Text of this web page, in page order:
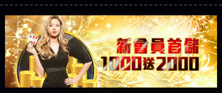
錢怎麼辦 本文教你如何拿回被騙資金
KnTop是詐騙嗎 【KnTop】KnTop無法出金 被KnTop詐騙
的錢一招拿回
【免費討回資金賴zg369】機台運算專案是詐騙嗎
機台運算專案是不是詐騙 機台運算專案是真的嗎
被機台運算專案詐騙的錢怎麼辦 本文教你如何拿
回被騙資金
【其他問題】 Hoyabit詐騙持續收割國人中【免費
討回資金賴zg369】Hoyabit是詐騙嗎 Hoyabit是不是詐
騙 Hoyabit是真的嗎 被HoyabitHoyabit詐騙的錢怎麼辦
本文教你如何拿回被騙資金
【其他問題】KS.M多元化行銷詐騙持續收割國人
中【免費討回資金賴zg369】KS.M多元化行銷是詐
騙嗎 KS.M多元化行銷是不是詐騙 KS.M多元化行銷是
真的嗎 被KS.M多元化行銷詐騙的錢怎麼辦 本文教
你如何拿回被騙資金
【其他問題】免費追回賴「zg369」深度解析野原
家 Family & Love如何詐騙 野原家 Family & Love是不是詐
騙 野原家 Family & Love是真的嗎 野原家 Family & Love是
詐騙嗎 165多次通報野原家 Family & Love是詐騙平台
請遠離
【其他問題】元盈橋詐騙持續收割國人中【免費
討回資金賴zg369】元盈橋是詐騙嗎 元盈橋是不是
詐騙 元盈橋是真的嗎 被元盈橋詐騙的錢怎麼辦
本文教你如何拿回被騙資金
【其他問題】被騙追回賴【zg369】M.L.Edge利用新
型詐騙手法欺詐群眾 M.L.Edge是真的嗎 M.L.Edge是不
是詐騙 M.L.Edge是詐騙嗎 【M.L.Edge】M.L.Edge無法出
【其他問題】 Robinhood詐騙持續收割國人中【免
費討回資金賴zg369】Robinhood是詐騙嗎 Robinhood是
【其他問題】FLTO詐騙持續收割國人中【免費討回
【Wei】讚
【沈樂慧】又是九州??爛死了黑網不要玩
【林伊依】爛死了拉贏錢直接鎖帳號可以去吃屎
【陳靜茹】推薦小畢，我也是小畢的會員～～
【黃家羭】推推
【AVA娛樂城】還會自己做假對話來毀謗欸哈哈哈
好厲
【陳順堪】黑網不出金